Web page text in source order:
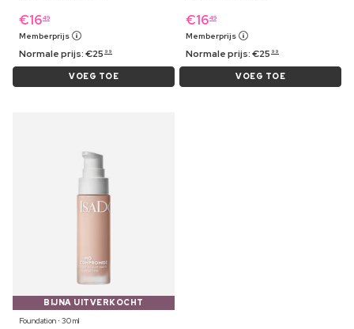
€1649
Memberprijs
Normale prijs:€25 99
VOEG TOE
€1649
Memberprijs
Normale prijs:€25 99
VOEG TOE
BIJNA UITVERKOCHT
Foundation ⋅ 30 ml